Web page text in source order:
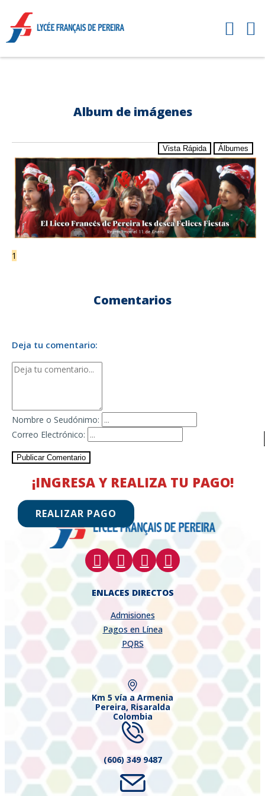
Album de imágenes
Vista Rápida Álbumes
1
Comentarios
Deja tu comentario:
Nombre o Seudónimo:
Correo Electrónico:
Publicar Comentario
ENLACES DIRECTOS
Admisiones
Pagos en Línea
PQRS
Km 5 vía a Armenia
Pereira, Risaralda
Colombia
(606) 349 9487
¡INGRESA Y REALIZA TU PAGO!
REALIZAR PAGO